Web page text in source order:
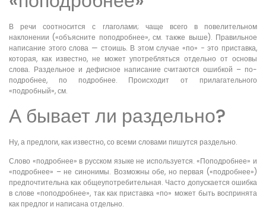
В речи соотносится с глаголами; чаще всего в повелительном
наклонении («объясните поподробнее», см. также выше). Правильное
написание этого слова — стоишь. В этом случае «по» − это приставка,
которая, как известно, не может употребляться отдельно от основы
слова. Раздельное и дефисное написание считаются ошибкой – по-
подробнее, по подробнее. Происходит от прилагательного
«подробный», см.
А бывает ли раздельно?
Ну, а предлоги, как известно, со всеми словами пишутся раздельно.
Слово «подробнее» в русском языке не используется. «Поподробнее» и
«подробнее» – не синонимы. Возможны обе, но первая («подробнее»)
предпочтительна как общеупотребительная. Часто допускается ошибка
в слове «поподробнее», так как приставка «по» может быть воспринята
как предлог и написана отдельно.